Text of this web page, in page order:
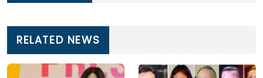
RELATED NEWS